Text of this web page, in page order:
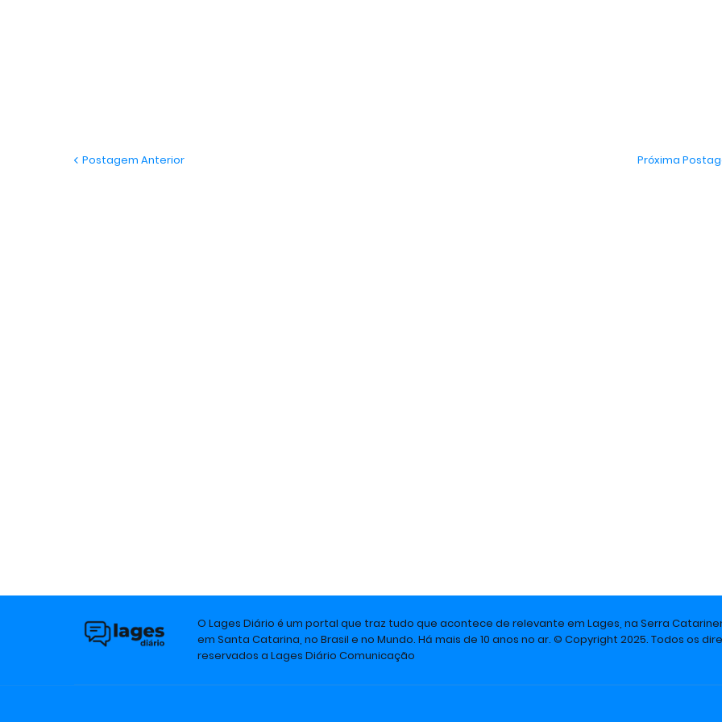
Postagem Anterior Próxima
O Lages Diário é um portal que traz tudo que acontece de relevante em Lages, na Serra
em Santa Catarina, no Brasil e no Mundo. Há mais de 10 anos no ar. © Copyright 2025. Todos os
reservados a Lages Diário Comunicação